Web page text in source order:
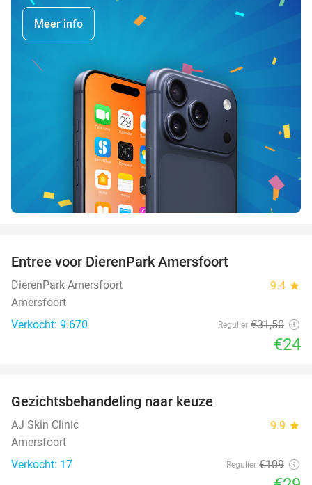
Meer info
Entree voor DierenPark Amersfoort
DierenPark Amersfoort 9.4 star
Amersfoort
Verkocht: 9.670
Regulier €31,50
€24
Gezichtsbehandeling naar keuze
AJ Skin Clinic 9.9 star
Amersfoort
Verkocht: 17
Regulier €109